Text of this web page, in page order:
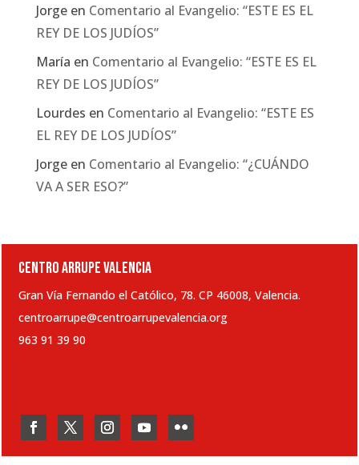
Jorgeen Comentario al Evangelio: “ESTE ES EL
REY DE LOS JUDÍOS”
María en Comentario al Evangelio: “ESTE ES EL
REY DE LOS JUDÍOS”
Lourdes en Comentario al Evangelio: “ESTE ES
EL REY DE LOS JUDÍOS”
Jorgeen Comentario al Evangelio: “¿CUÁNDO
VA A SER ESO?”
CENTRO ARRUPE VALENCIA
Gran Vía Fernando el Católico, 78. CP 46008, Valencia.
centroarrupe@centroarrupevalencia.org
963 91 39 90